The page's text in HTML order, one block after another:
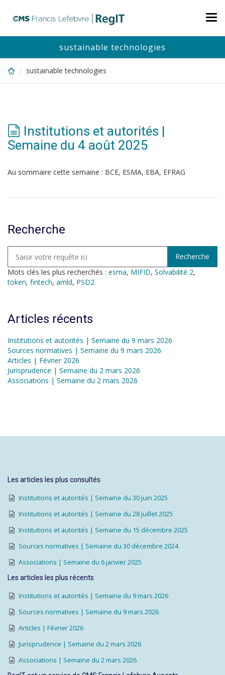
content
sustainable technologies
sustainable technologies
Institutions et autorités |
Semaine du 4 août 2025
Au sommaire cette semaine : BCE, ESMA, EBA, EFRAG
Recherche
Mots clés les plus recherchés : esma, MIFID, Solvabilité 2,
token, fintech, amld, PSD2
Articles récents
Institutions et autorités | Semaine du 9 mars 2026
Sources normatives | Semaine du 9 mars 2026
Articles | Février 2026
Jurisprudence | Semaine du 2 mars 2026
Associations | Semaine du 2 mars 2026
Les articles les plus consultés
Institutions et autorités | Semaine du 30 juin 2025
Institutions et autorités | Semaine du 28 juillet 2025
Institutions et autorités | Semaine du 15 décembre 2025
Sources normatives | Semaine du 30 décembre 2024
Associations | Semaine du 6 janvier 2025
Les articles les plus récents
Institutions et autorités | Semaine du 9 mars 2026
Sources normatives | Semaine du 9 mars 2026
Articles | Février 2026
Jurisprudence | Semaine du 2 mars 2026
Associations | Semaine du 2 mars 2026